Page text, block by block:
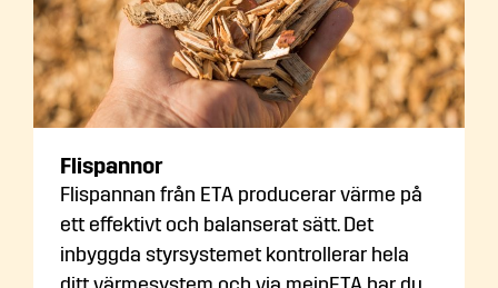
Flispannor
Flispannan från ETA producerar värme på
ett effektivt och balanserat sätt. Det
inbyggda styrsystemet kontrollerar hela